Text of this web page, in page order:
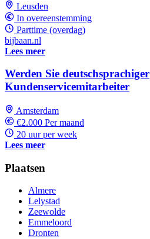
Leusden
In overeenstemming
Parttime (overdag)
bijbaan.nl
Lees meer
Werden Sie deutschsprachiger
Kundenservicemitarbeiter
Amsterdam
€2.000 Per maand
20 uur per week
Lees meer
Plaatsen
Almere
Lelystad
Zeewolde
Emmeloord
Dronten